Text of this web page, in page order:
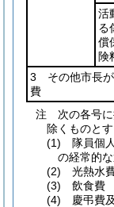
活
る
償
険
3 その他市長が
費
注 次の各号に
除くものとす
(1) 隊員個人
の経常的
(2) 光熱水
(3) 飲食費
(4) 慶弔費